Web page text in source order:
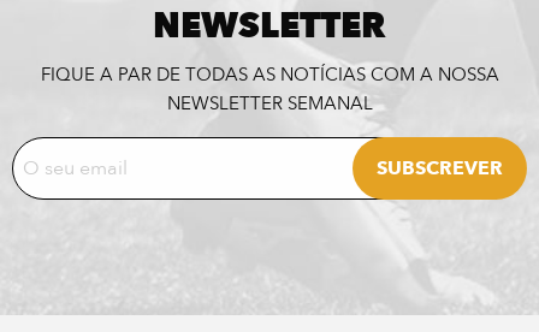
NEWSLETTER
FIQUE A PAR DE TODAS AS NOTÍCIAS COM A NOSSA
NEWSLETTER SEMANAL